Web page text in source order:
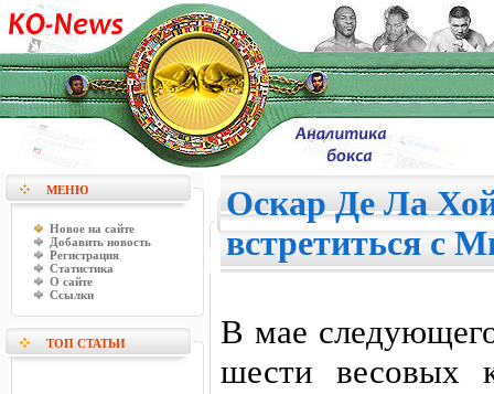
МЕНЮ
Новое на сайте
Добавить новость
Регистрация
Статистика
О сайте
Ссылки
ТОП СТАТЬИ
Оскар Де Ла
встретиться с
В мае
шести весовых